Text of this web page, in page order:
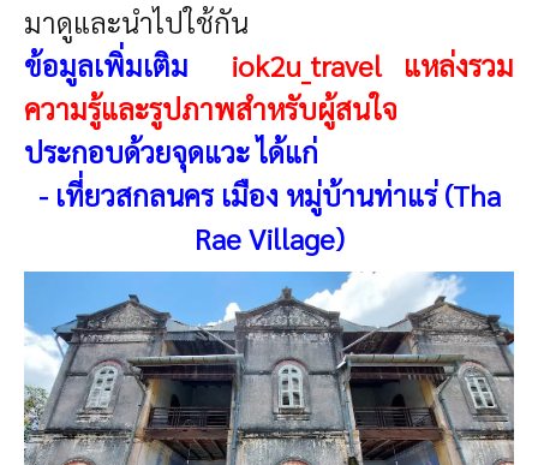
มาดูและนำไปใช้กัน
ข้อมูลเพิ่มเติม
iok2u_travel แหล่งรวม
ความรู้และรูปภาพสำหรับผู้สนใจ
ประกอบด้วยจุดแวะ ได้แก่
- เที่ยวสกลนคร เมือง หมู่บ้านท่าแร่ (Tha
Rae Village)